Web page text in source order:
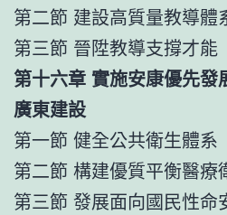
第二節 建設高質量教導體
第三節 晉陞教導支撐才能
第十六章 實施安康優先發
廣東建設
第一節 健全公共衛生體系
第二節 構建優質平衡醫療
第三節 發展面向國民性命